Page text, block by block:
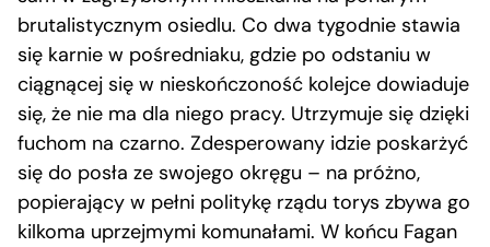
brutalistycznym osiedlu. Co dwa tygodnie stawia
się karnie w pośredniaku, gdzie po odstaniu w
ciągnącej się w nieskończoność kolejce dowiaduje
się, że nie ma dla niego pracy. Utrzymuje się dzięki
fuchom na czarno. Zdesperowany idzie poskarżyć
się do posła ze swojego okręgu – na próżno,
popierający w pełni politykę rządu torys zbywa go
kilkoma uprzejmymi komunałami. W końcu Fagan